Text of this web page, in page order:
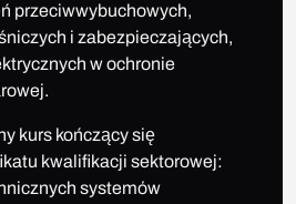
przeciwwybuchowych,
i zabezpieczających,
w ochronie
kurs kończący się
kwalifikacji sektorowej:
systemów